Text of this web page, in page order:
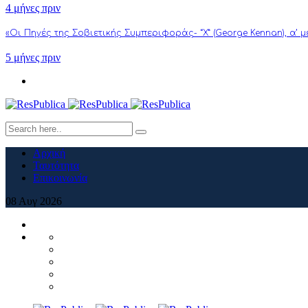
4 μήνες πριν
«Οι Πηγές της Σοβιετικής Συμπεριφοράς- “Χ” (George Kennan), α’
5 μήνες πριν
Αρχική
Ταυτότητα
Επικοινωνία
08 Αυγ 2026